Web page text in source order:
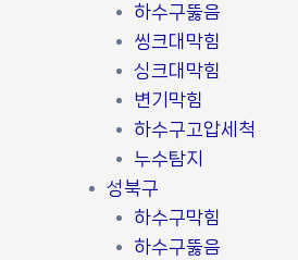
하수구뚫음
씽크대막힘
싱크대막힘
변기막힘
하수구고압세척
누수탐지
성북구
하수구막힘
하수구뚫음